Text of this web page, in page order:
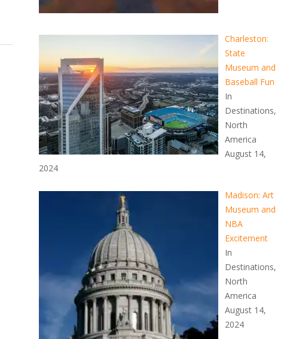
Charleston:
State
Museum and
Baseball Fun
In
Destinations,
North
America
August 14,
2024
Madison: Art
Museum and
NBA
Excitement
In
Destinations,
North
America
August 14,
2024